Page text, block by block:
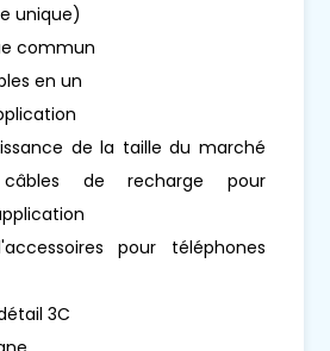
unique)
commun
en un
de la taille du marché
de recharge pour
pour téléphones
3C